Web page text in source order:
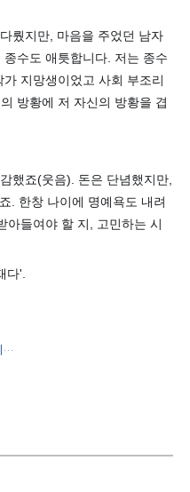
뤘지만, 마음을 주었던 남자
수도 애틋합니다. 저는 종수
지망생이었고 사회 부조리
방황에 저 자신의 방황을 겹
했죠(웃음). 돈은 단념했지만,
. 한창 나이에 명예욕도 내려
아들여야 할 지, 고민하는 시
다'.